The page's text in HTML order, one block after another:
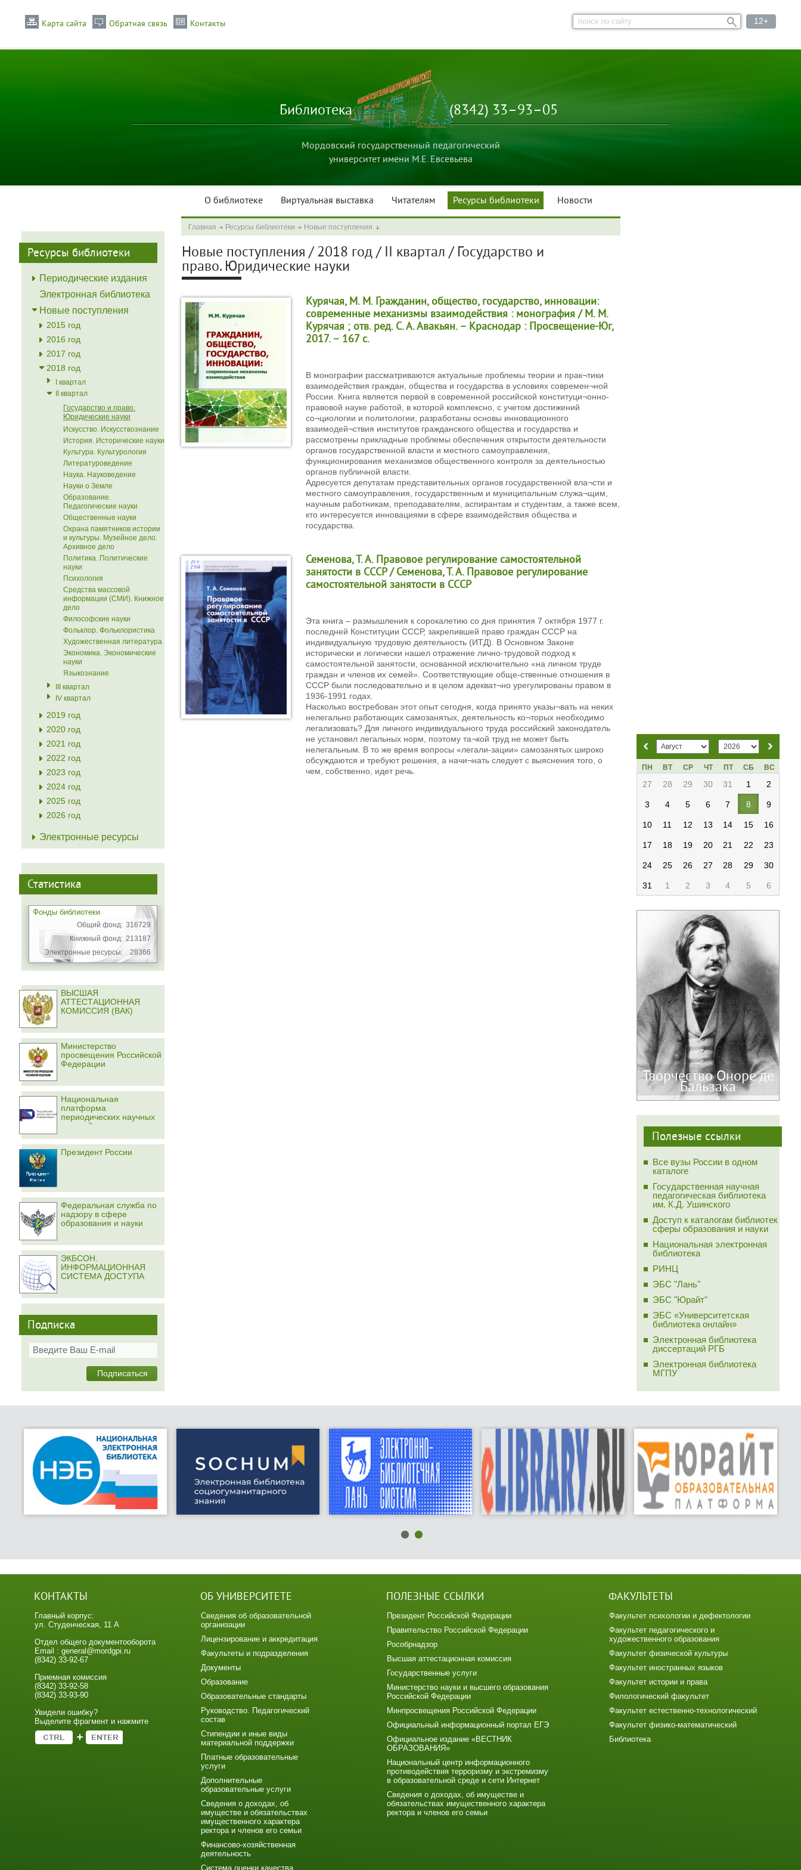
Карта сайта Обратная связь Контакты 12+
Библиотека (8342) 33–93–05
Мордовский государственный педагогический
университет имени М.Е. Евсевьева
О библиотеке Виртуальная выставка Читателям Ресурсы библиотеки Новости
Ресурсы библиотеки
Периодические издания
Электронная библиотека
Новые поступления
2015 год
2016 год
2017 год
2018 год
I квартал
II квартал
Государство и право.
Юридические науки
Искусство. Искусствознание
История. Исторические науки
Культура. Культурология
Литературоведение
Наука. Науковедение
Науки о Земле
Образование.
Педагогические науки
Общественные науки
Охрана памятников истории
и культуры. Музейное дело.
Архивное дело
Политика. Политические
науки
Психология
Средства массовой
информации (СМИ). Книжное
дело
Философские науки
Фольклор. Фольклористика
Художественная литература
Экономика. Экономические
науки
Языкознание
III квартал
IV квартал
2019 год
2020 год
2021 год
2022 год
2023 год
2024 год
2025 год
2026 год
Электронные ресурсы
Статистика
Фонды библиотеки
Общий фонд: 316729
Книжный фонд: 213187
Электронные ресурсы:
28366
ВЫСШАЯ
АТТЕСТАЦИОННАЯ
КОМИССИЯ (ВАК)
Министерство
просвещения Российской
Федерации
Национальная
платформа
периодических научных
изданий
Президент России
Федеральная служба по
надзору в сфере
образования и науки
ЭКБСОН.
ИНФОРМАЦИОННАЯ
СИСТЕМА ДОСТУПА
Подписка
Главная Ресурсы библиотеки Новые поступления
Новые поступления / 2018 год / II квартал / Государство и
право. Юридические науки
Курячая, М. М. Гражданин, общество, государство, инновации:
современные механизмы взаимодействия : монография / М. М.
Курячая ; отв. ред. С. А. Авакьян. – Краснодар : Просвещение-Юг,
2017. – 167 с.
В монографии рассматриваются актуальные проблемы теории и прак¬тики
взаимодействия граждан, общества и государства в условиях современ¬ной
России. Книга является первой в современной российской конституци¬онно-
правовой науке работой, в которой комплексно, с учетом достижений
со¬циологии и политологии, разработаны основы инновационного
взаимодей¬ствия институтов гражданского общества и государства и
рассмотрены прикладные проблемы обеспечения открытости деятельности
органов государственной власти и местного самоуправления,
функционирования механизмов общественного контроля за деятельностью
органов публичной власти.
Адресуется депутатам представительных органов государственной вла¬сти и
местного самоуправления, государственным и муниципальным служа¬щим,
научным работникам, преподавателям, аспирантам и студентам, а также всем,
кто интересуется инновациями в сфере взаимодействия общества и
государства.
Семенова, Т. А. Правовое регулирование самостоятельной
занятости в СССР / Семенова, Т. А. Правовое регулирование
самостоятельной занятости в СССР
Эта книга – размышления к сорокалетию со дня принятия 7 октября 1977 г.
последней Конституции СССР, закрепившей право граждан СССР на
индивидуальную трудовую деятельность (ИТД). В Основном Законе
исторически и логически нашел отражение лично-трудовой подход к
самостоятельной занятости, основанной исключительно «на личном труде
граждан и членов их семей». Соответствующие обще-ственные отношения в
СССР были последовательно и в целом адекват¬но урегулированы правом в
1936-1991 годах.
Насколько востребован этот опыт сегодня, когда принято указы¬вать на неких
нелегально работающих самозанятых, деятельность ко¬торых необходимо
легализовать? Для личного индивидуального труда российский законодатель
не установил легальных норм, поэтому та¬кой труд не может быть
нелегальным. В то же время вопросы «легали-зации» самозанятых широко
обсуждаются и требуют решения, а начи¬нать следует с выяснения того, о
чем, собственно, идет речь.
ПН ВТ СР ЧТ ПТ СБ ВС
27 28 29 30 31 1 2
3 4 5 6 7 8 9
10 11 12 13 14 15 16
17 18 19 20 21 22 23
24 25 26 27 28 29 30
31 1 2 3 4 5 6
Творчество Оноре де
Бальзака
Полезные ссылки
Все вузы России в одном
каталоге
Государственная научная
педагогическая библиотека
им. К.Д. Ушинского
Доступ к каталогам библиотек
сферы образования и науки
Национальная электронная
библиотека
РИНЦ
ЭБС "Лань"
ЭБС "Юрайт"
ЭБС «Университетская
библиотека онлайн»
Электронная библиотека
диссертаций РГБ
Электронная библиотека
МГПУ
КОНТАКТЫ
Главный корпус:
ул. Студенческая, 11 А
Отдел общего документооборота
Email : general@mordgpi.ru
(8342) 33-92-67
Приемная комиссия
(8342) 33-92-58
(8342) 33-93-90
Увидели ошибку?
Выделите фрагмент и нажмите
ОБ УНИВЕРСИТЕТЕ
Сведения об образовательной
организации
Лицензирование и аккредитация
Факультеты и подразделения
Документы
Образование
Образовательные стандарты
Руководство. Педагогический
состав
Стипендии и иные виды
материальной поддержки
Платные образовательные
услуги
Дополнительные
образовательные услуги
Сведения о доходах, об
имуществе и обязательствах
имущественного характера
ректора и членов его семьи
Финансово-хозяйственная
деятельность
Система оценки качества
ПОЛЕЗНЫЕ ССЫЛКИ
Президент Российской Федерации
Правительство Российской Федерации
Рособрнадзор
Высшая аттестационная комиссия
Государственные услуги
Министерство науки и высшего образования
Российской Федерации
Минпросвещения Российской Федерации
Официальный информационный портал ЕГЭ
Официальное издание «ВЕСТНИК
ОБРАЗОВАНИЯ»
Национальный центр информационного
противодействия терроризму и экстремизму
в образовательной среде и сети Интернет
Сведения о доходах, об имуществе и
обязательствах имущественного характера
ректора и членов его семьи
ФАКУЛЬТЕТЫ
Факультет психологии и дефектологии
Факультет педагогического и
художественного образования
Факультет физической культуры
Факультет иностранных языков
Факультет истории и права
Филологический факультет
Факультет естественно-технологический
Факультет физико-математический
Библиотека